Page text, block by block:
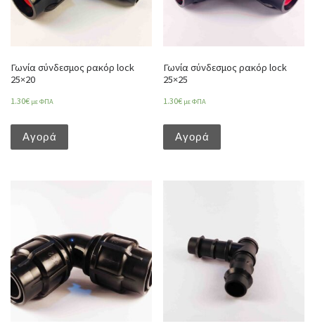
Γωνία σύνδεσμος ρακόρ lock
25×20
1.30€ με ΦΠΑ
Αγορά
Γωνία σύνδεσμος ρακόρ lock
25×25
1.30€ με ΦΠΑ
Αγορά